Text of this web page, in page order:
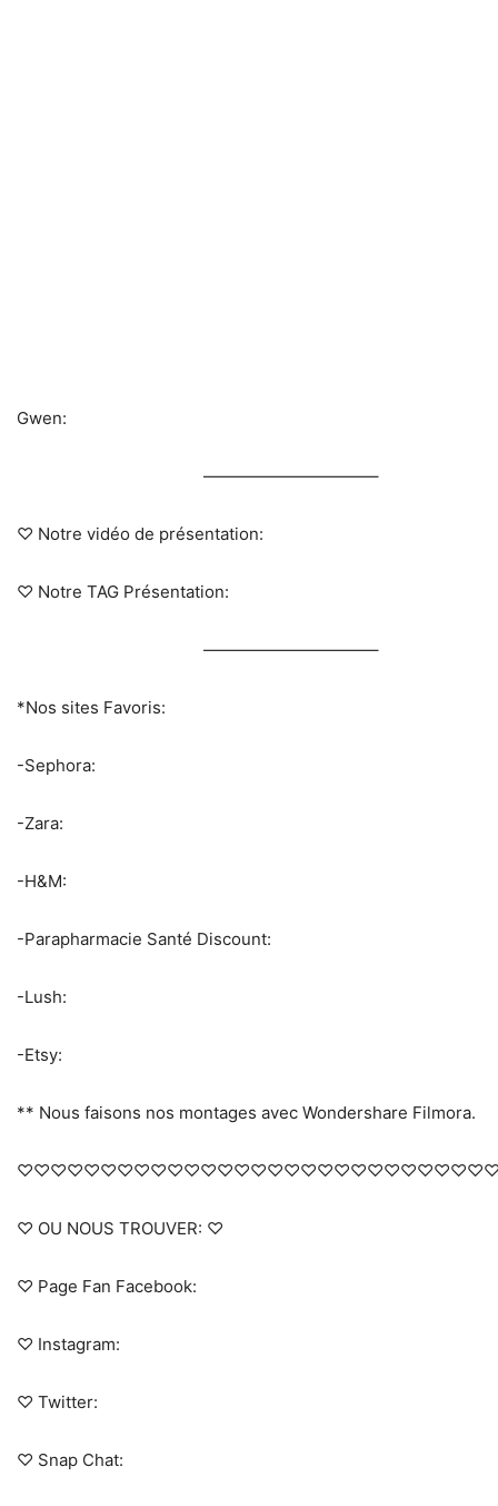
Gwen:
——————————–
♡ Notre vidéo de présentation:
♡ Notre TAG Présentation:
——————————–
*Nos sites Favoris:
-Sephora:
-Zara:
-H&M:
-Parapharmacie Santé Discount:
-Lush:
-Etsy:
** Nous faisons nos montages avec Wondershare Filmora.
♡ OU NOUS TROUVER: ♡
♡ Page Fan Facebook:
♡ Instagram:
♡ Twitter:
♡ Snap Chat: